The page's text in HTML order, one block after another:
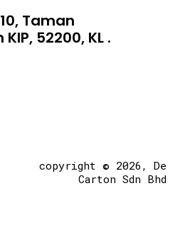
Taman
52200, KL .
copyright © 2026, De
Carton Sdn Bhd